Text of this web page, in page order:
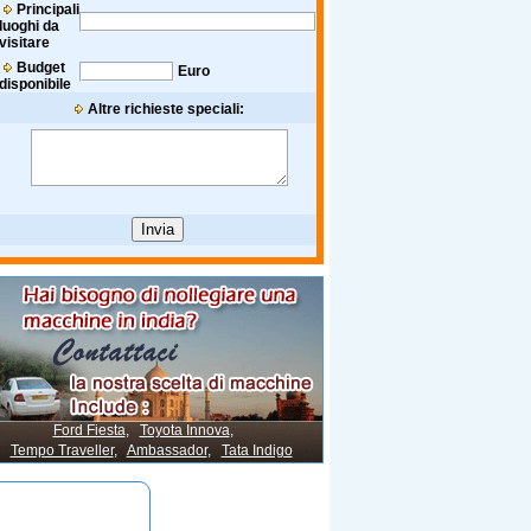
Principali
da
Budget
Euro
Altre richieste speciali:
Ford Fiesta, Toyota Innova,
Tempo Traveller, Ambassador, Tata Indigo